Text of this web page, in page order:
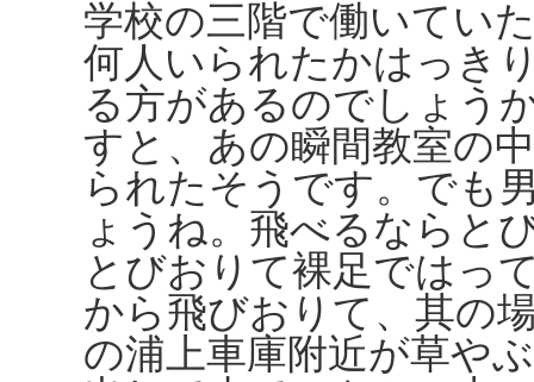
学校の三階で働いてい
何人いられたかはっき
る方があるのでしょう
すと、あの瞬間教室の
られたそうです。でも
ょうね。飛べるならと
とびおりて裸足ではっ
から飛びおりて、其の
の浦上車庫附近が草や